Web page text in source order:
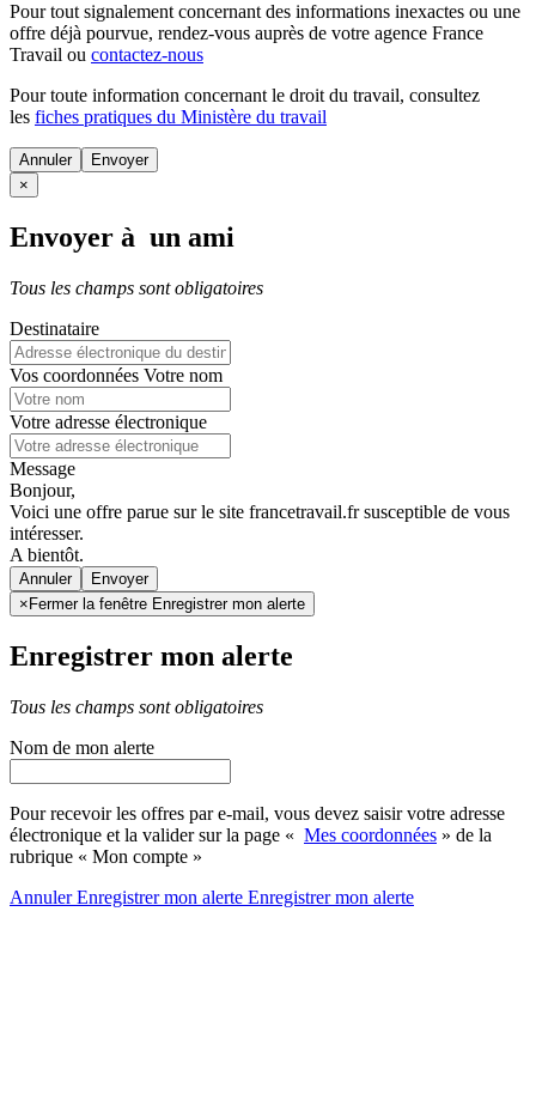
Pour tout signalement concernant des informations inexactes ou une
offre déjà pourvue, rendez-vous auprès de votre agence France
Travail ou contactez-nous
Pour toute information concernant le droit du travail, consultez
les fiches pratiques du Ministère du travail
Annuler
×
Envoyer à un ami
Tous les champs sont obligatoires
Destinataire
Vos coordonnées Votre nom
Votre adresse électronique
Message
Bonjour,
Voici une offre parue sur le site francetravail.fr susceptible de vous
intéresser.
A bientôt.
Annuler
× Fermer la fenêtre Enregistrer mon alerte
Enregistrer mon alerte
Tous les champs sont obligatoires
Nom de mon alerte
Pour recevoir les offres par e-mail, vous devez saisir votre adresse
électronique et la valider sur la page « Mes coordonnées » de la
rubrique « Mon compte »
AnnulerEnregistrer mon alerte Enregistrermon alerte